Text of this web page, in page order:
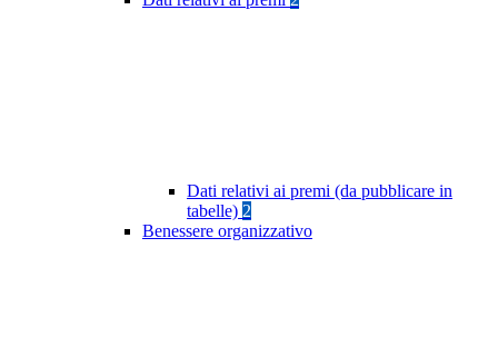
Dati relativi ai premi (da pubblicare in
tabelle) 2
Benessere organizzativo